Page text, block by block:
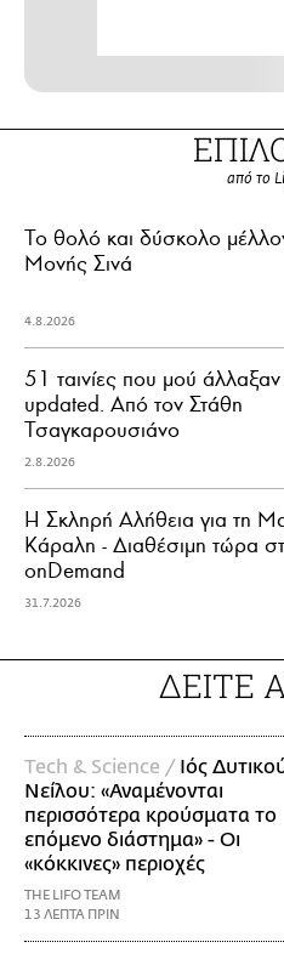
από το
Το θολό και δύσκολο
Μονής Σινά
4.8.2026
51 ταινίες που μού
updated. Aπό τον Στάθη
Τσαγκαρουσιάνο
2.8.2026
Η Σκληρή Αλήθεια για τη
Κάραλη - Διαθέσιμη τώρα
onDemand
31.7.2026
ΔΕΙΤΕ
Τech & Science / Ιός
Νείλου: «Αναμένονται
περισσότερα κρούσματα το
επόμενο διάστημα» - Οι
«κόκκινες» περιοχές
THE LIFO TEAM
13 ΛΕΠΤΑ ΠΡΙΝ